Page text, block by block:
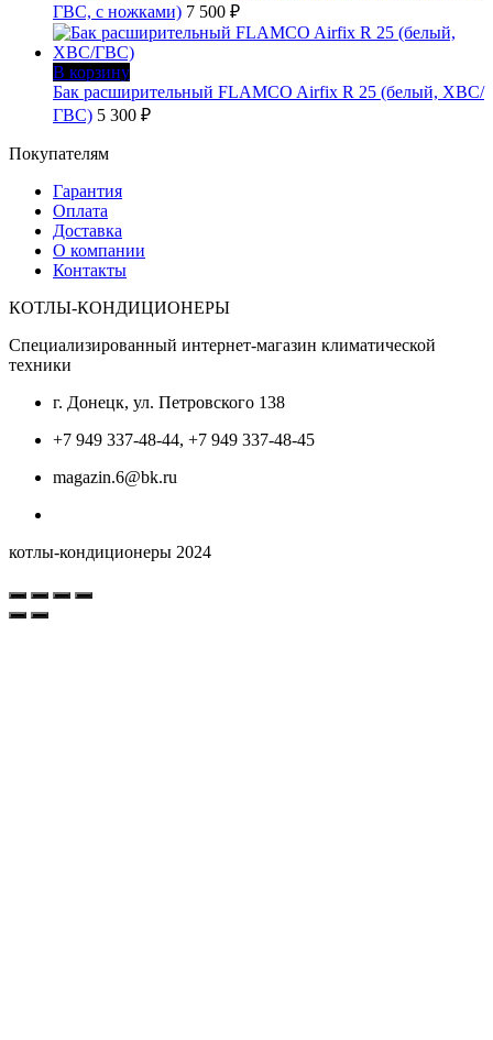
ГВС, с ножками) 7 500 ₽
В корзину
Бак расширительный FLAMCO Airfix R 25 (белый, ХВС/
ГВС) 5 300 ₽
Покупателям
Гарантия
Оплата
Доставка
О компании
Контакты
КОТЛЫ-КОНДИЦИОНЕРЫ
Специализированный интернет-магазин климатической
техники
г. Донецк, ул. Петровского 138
+7 949 337-48-44, +7 949 337-48-45
magazin.6@bk.ru
котлы-кондиционеры 2024